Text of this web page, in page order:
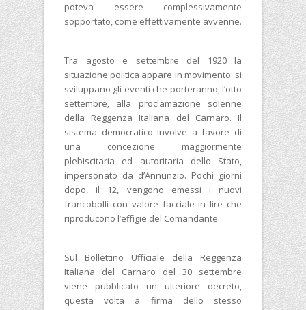
poteva essere complessivamente
sopportato, come effettivamente avvenne.
Tra agosto e settembre del 1920 la
situazione politica appare in movimento: si
sviluppano gli eventi che porteranno, l’otto
settembre, alla proclamazione solenne
della Reggenza Italiana del Carnaro. Il
sistema democratico involve a favore di
una concezione maggiormente
plebiscitaria ed autoritaria dello Stato,
impersonato da d’Annunzio. Pochi giorni
dopo, il 12, vengono emessi i nuovi
francobolli con valore facciale in lire che
riproducono l’effigie del Comandante.
Sul Bollettino Ufficiale della Reggenza
Italiana del Carnaro del 30 settembre
viene pubblicato un ulteriore decreto,
questa volta a firma dello stesso